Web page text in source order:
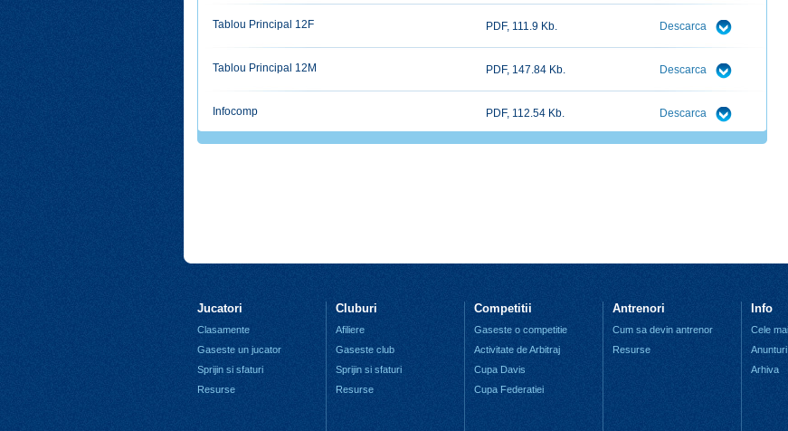
Tablou Principal 12F PDF, 111.9 Kb. Descarca
Tablou Principal 12M PDF, 147.84 Kb. Descarca
Infocomp PDF, 112.54 Kb. Descarca
Jucatori
Clasamente
Gaseste un jucator
Sprijin si sfaturi
Resurse
Cluburi
Afiliere
Gaseste club
Sprijin si sfaturi
Resurse
Competitii
Gaseste o competitie
Activitate de Arbitraj
Cupa Davis
Cupa Federatiei
Antrenori
Cum sa devin antrenor
Resurse
Info
Cele
Arhiva